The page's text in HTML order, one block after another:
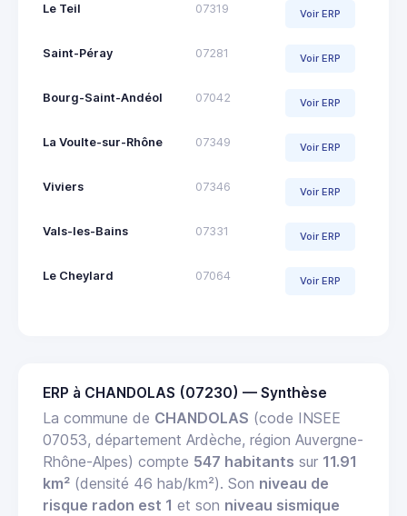
Le Teil 07319 Voir ERP
Saint-Péray 07281 Voir ERP
Bourg-Saint-Andéol 07042 Voir ERP
La Voulte-sur-Rhône 07349 Voir ERP
Viviers 07346 Voir ERP
Vals-les-Bains 07331 Voir ERP
Le Cheylard 07064 Voir ERP
ERP à CHANDOLAS (07230) — Synthèse
La commune de CHANDOLAS (code INSEE
07053, département Ardèche, région Auvergne-
Rhône-Alpes) compte 547 habitants sur 11.91
km² (densité 46 hab/km²). Son niveau de
risque radon est 1 et son niveau sismique